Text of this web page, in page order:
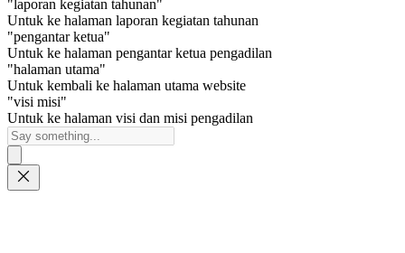
"laporan kegiatan tahunan"
Untuk ke halaman laporan kegiatan tahunan
"pengantar ketua"
Untuk ke halaman pengantar ketua pengadilan
"halaman utama"
Untuk kembali ke halaman utama website
"visi misi"
Untuk ke halaman visi dan misi pengadilan